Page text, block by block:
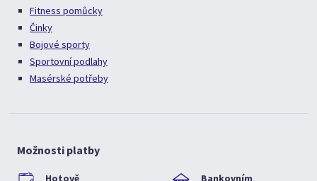
Fitness pomůcky
Činky
Bojové sporty
Sportovní podlahy
Masérské potřeby
Možnosti platby
Hotově
Bankovním